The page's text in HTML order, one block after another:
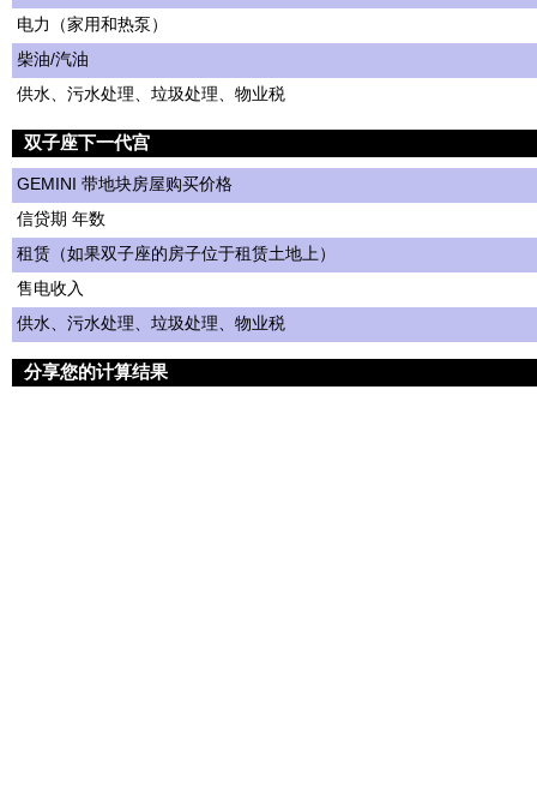
电力（家用和热泵）
柴油/汽油
供水、污水处理、垃圾处理、物业税
双子座下一代宫
GEMINI 带地块房屋购买价格
信贷期 年数
租赁（如果双子座的房子位于租赁土地上）
售电收入
供水、污水处理、垃圾处理、物业税
分享您的计算结果